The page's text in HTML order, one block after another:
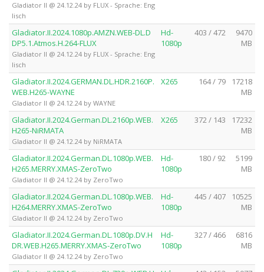
Gladiator II @ 24.12.24 by FLUX - Sprache: Eng
lisch
Gladiator.II.2024.1080p.AMZN.WEB-DL.D
DP5.1.Atmos.H.264-FLUX
Gladiator II @ 24.12.24 by FLUX - Sprache: Eng
lisch
Hd-
1080p
403 / 472
9470
MB
Gladiator.II.2024.GERMAN.DL.HDR.2160P.
WEB.H265-WAYNE
Gladiator II @ 24.12.24 by WAYNE
X265 164 / 79
17218
MB
Gladiator.II.2024.German.DL.2160p.WEB.
H265-NiRMATA
Gladiator II @ 24.12.24 by NiRMATA
X265 372 / 143
17232
MB
Gladiator.II.2024.German.DL.1080p.WEB.
H265.MERRY.XMAS-ZeroTwo
Gladiator II @ 24.12.24 by ZeroTwo
Hd-
1080p
180 / 92
5199
MB
Gladiator.II.2024.German.DL.1080p.WEB.
H264.MERRY.XMAS-ZeroTwo
Gladiator II @ 24.12.24 by ZeroTwo
Hd-
1080p
445 / 407
10525
MB
Gladiator.II.2024.German.DL.1080p.DV.H
DR.WEB.H265.MERRY.XMAS-ZeroTwo
Gladiator II @ 24.12.24 by ZeroTwo
Hd-
1080p
327 / 466
6816
MB